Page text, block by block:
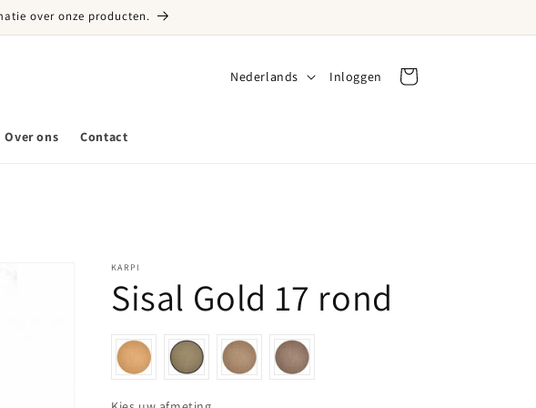
over onze producten.
Over ons Contact
Taal
Nederlands Inloggen
InloggenWinkelwagen
KARPI
Sisal Gold 17 rond